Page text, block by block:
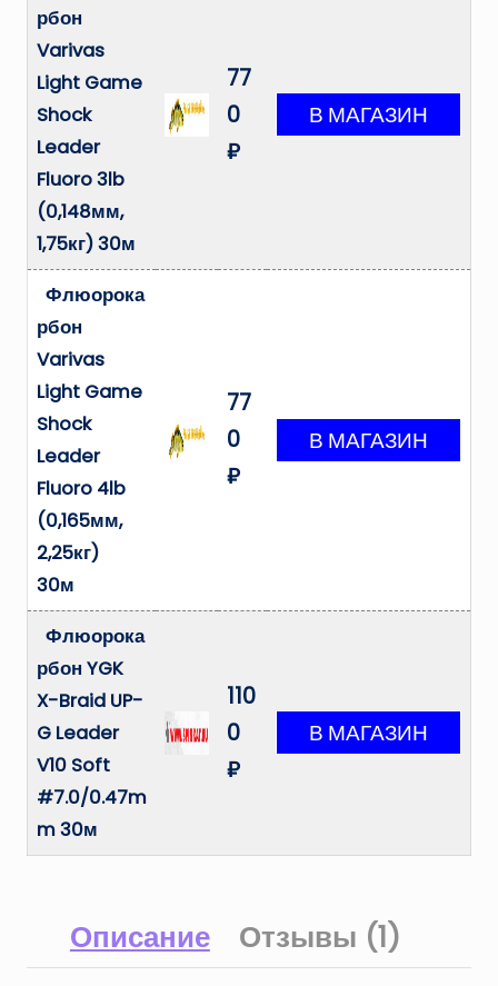
рбон
Varivas
Light Game
Shock
Leader
Fluoro 3lb
(0,148мм,
1,75кг) 30м
77
0
₽
Флюорока
рбон
Varivas
Light Game
Shock
Leader
Fluoro 4lb
(0,165мм,
2,25кг)
30м
77
0
₽
Флюорока
рбон YGK
X-Braid UP-
G Leader
V10 Soft
#7.0/0.47m
m 30м
110
0
₽
Описание Отзывы (1)